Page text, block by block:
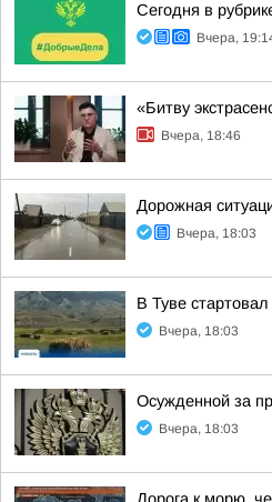
Сегодня в
Вчера,
«Битву
Вчера, 18:46
Дорожная
Вчера, 18:03
В Туве
Вчера, 18:03
Осужденной за
Вчера, 18:03